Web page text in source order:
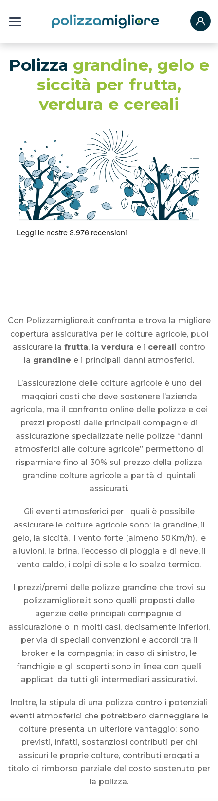
Polizza grandine, gelo e
siccità per frutta,
verdura e cereali
Con Polizzamigliore.it confronta e trova la migliore
copertura assicurativa per le colture agricole, puoi
assicurare la frutta, la verdura e i cereali contro
la grandine e i principali danni atmosferici.
L’assicurazione delle colture agricole è uno dei
maggiori costi che deve sostenere l’azienda
agricola, ma il confronto online delle polizze e dei
prezzi proposti dalle principali compagnie di
assicurazione specializzate nelle polizze “danni
atmosferici alle colture agricole” permettono di
risparmiare fino al 30% sul prezzo della polizza
grandine colture agricole a parità di quintali
assicurati.
Gli eventi atmosferici per i quali è possibile
assicurare le colture agricole sono: la grandine, il
gelo, la siccità, il vento forte (almeno 50Km/h), le
alluvioni, la brina, l’eccesso di pioggia e di neve, il
vento caldo, i colpi di sole e lo sbalzo termico.
I prezzi/premi delle polizze grandine che trovi su
polizzamigliore.it sono quelli proposti dalle
agenzie delle principali compagnie di
assicurazione o in molti casi, decisamente inferiori,
per via di speciali convenzioni e accordi tra il
broker e la compagnia; in caso di sinistro, le
franchigie e gli scoperti sono in linea con quelli
applicati da tutti gli intermediari assicurativi.
Inoltre, la stipula di una polizza contro i potenziali
eventi atmosferici che potrebbero danneggiare le
colture presenta un ulteriore vantaggio: sono
previsti, infatti, sostanziosi contributi per chi
assicuri le proprie colture, contributi erogati a
titolo di rimborso parziale del costo sostenuto per
la polizza.